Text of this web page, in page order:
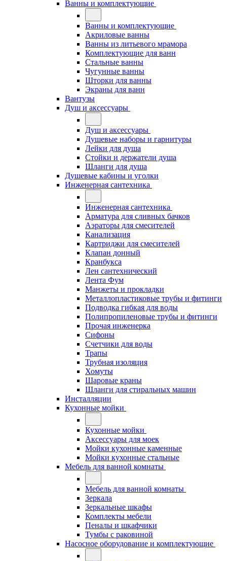
Ванны и комплектующие
Ванны и комплектующие
Акриловые ванны
Ванны из литьевого мрамора
Комплектующие для ванн
Стальные ванны
Чугунные ванны
Шторки для ванны
Экраны для ванн
Вантузы
Душ и аксессуары
Душ и аксессуары
Душевые наборы и гарнитуры
Лейки для душа
Стойки и держатели душа
Шланги для душа
Душевые кабины и уголки
Инженерная сантехника
Инженерная сантехника
Арматура для сливных бачков
Аэраторы для смесителей
Канализация
Картриджи для смесителей
Клапан донный
Кранбукса
Лен сантехнический
Лента Фум
Манжеты и прокладки
Металлопластиковые трубы и фитинги
Подводка гибкая для воды
Полипропиленовые трубы и фитинги
Прочая инженерка
Сифоны
Счетчики для воды
Трапы
Трубная изоляция
Хомуты
Шаровые краны
Шланги для стиральных машин
Инсталляции
Кухонные мойки
Кухонные мойки
Аксессуары для моек
Мойки кухонные каменные
Мойки кухонные стальные
Мебель для ванной комнаты
Мебель для ванной комнаты
Зеркала
Зеркальные шкафы
Комплекты мебели
Пеналы и шкафчики
Тумбы с раковиной
Насосное оборудование и комплектующие